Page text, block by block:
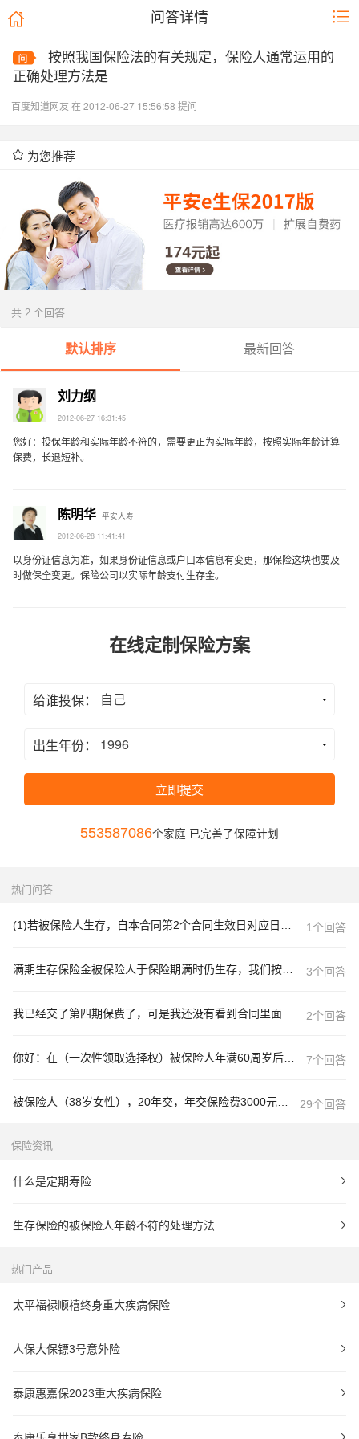
问答详情
按照我国保险法的有关规定，保险人通常运用的
正确处理方法是
百度知道网友 在 2012-06-27 15:56:58 提问
为您推荐
共 2 个回答
默认排序 最新回答
刘力纲
2012-06-27 16:31:45
您好：投保年龄和实际年龄不符的，需要更正为实际年龄，按照实际年龄计算
保费，长退短补。
陈明华 平安人寿
2012-06-28 11:41:41
以身份证信息为准，如果身份证信息或户口本信息有变更，那保险这块也要及
时做保全变更。保险公司以实际年龄支付生存金。
在线定制保险方案
给谁投保：
出生年份：
立即提交
553587086个家庭 已完善了保障计划
热门问答
1个回答
3个回答
2个回答
7个回答
29个回答
保险资讯
什么是定期寿险
生存保险的被保险人年龄不符的处理方法
热门产品
太平福禄顺禧终身重大疾病保险
人保大保镖3号意外险
泰康惠嘉保2023重大疾病保险